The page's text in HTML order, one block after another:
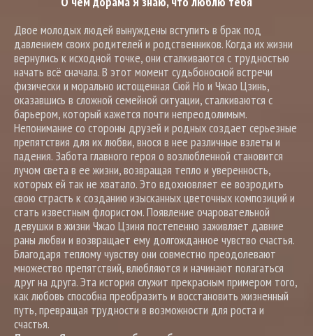
Двое молодых людей вынуждены вступить в брак под
давлением своих родителей и родственников. Когда их жизни
вернулись к исходной точке, они сталкиваются с трудностью
начать всё сначала. В этот момент судьбоносной встречи
физически и морально истощенная Сюй Но и Чжао Цзинь,
оказавшись в сложной семейной ситуации, сталкиваются с
барьером, который кажется почти непреодолимым.
Непонимание со стороны друзей и родных создает серьезные
препятствия для их любви, внося в нее различные взлеты и
падения. Забота главного героя о возлюбленной становится
лучом света в ее жизни, возвращая тепло и уверенность,
которых ей так не хватало. Это вдохновляет ее возродить
свою страсть к созданию изысканных цветочных композиций и
стать известным флористом. Появление очаровательной
девушки в жизни Чжао Цзиня постепенно заживляет давние
раны любви и возвращает ему долгожданное чувство счастья.
Благодаря теплому чувству они совместно преодолевают
множество препятствий, влюбляются и начинают полагаться
друг на друга. Эта история служит прекрасным примером того,
как любовь способна преобразить и восстановить жизненный
путь, превращая трудности в возможности для роста и
счастья.